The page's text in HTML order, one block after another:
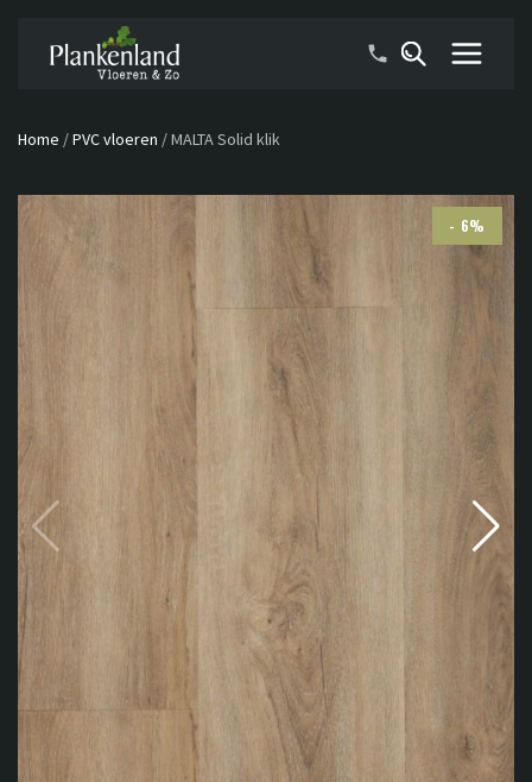
Home /PVC vloeren /MALTA Solid klik
- 6%